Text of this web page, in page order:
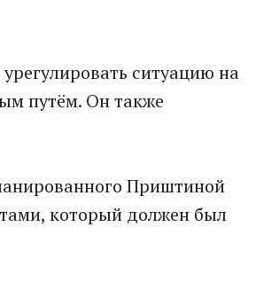
ситуацию на
путём. Он также
Приштиной
который должен был